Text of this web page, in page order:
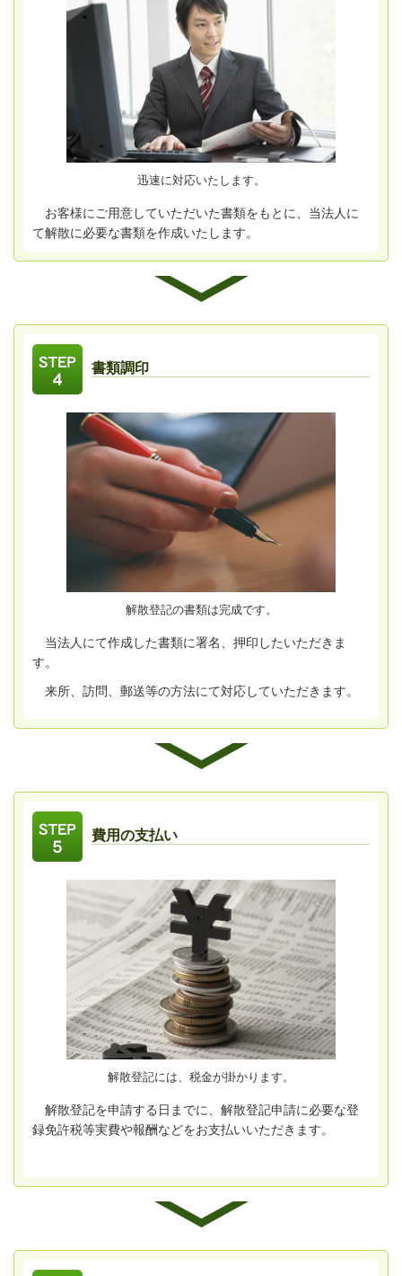
迅速に対応いたします。
お客様にご用意していただいた書類をもとに、当法人に
て解散に必要な書類を作成いたします。
書類調印
解散登記の書類は完成です。
当法人にて作成した書類に署名、押印したいただきま
す。
来所、訪問、郵送等の方法にて対応していただきます。
費用の支払い
解散登記には、税金が掛かります。
解散登記を申請する日までに、解散登記申請に必要な登
録免許税等実費や報酬などをお支払いいただきます。